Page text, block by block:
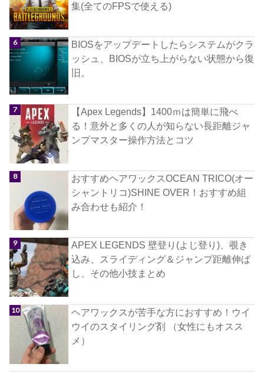
集(全てのFPSで使える)
BIOSをアップデートしたらシステムがクラ
ッシュ、BIOSが立ち上がらない状態から復
旧。
【Apex Legends】1400ｍは簡単に飛べ
る！意外と多くの人が知らない長距離ジャ
ンプマスター操作方法とコツ
おすすめヘアワックスOCEAN TRICO(オー
シャントリコ)SHINE OVER！おすすめ組
み合わせも紹介！
APEX LEGENDS 壁登り(よじ登り)、覗き
込み、スライディング＆ジャンプ距離伸ば
し、その他小技まとめ
ヘアワックスが苦手な方におすすめ！ウイ
ウイのスタイリング剤 （女性にもオスス
メ）